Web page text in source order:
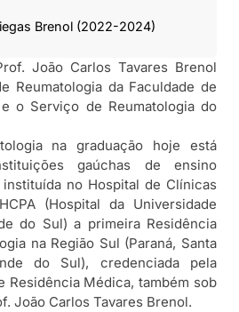
Brenol (2022-2024)
João Carlos Tavares Brenol
Reumatologia da Faculdade de
o Serviço de Reumatologia do
na graduação hoje está
gaúchas de ensino
no Hospital de Clínicas
(Hospital da Universidade
do Sul) a primeira Residência
na Região Sul (Paraná, Santa
do Sul), credenciada pela
Residência Médica, também sob
João Carlos Tavares Brenol.